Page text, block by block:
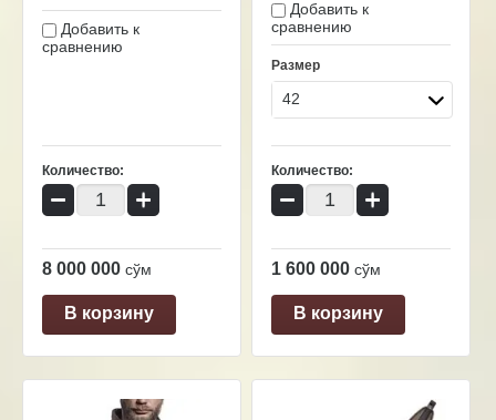
Добавить к
сравнению
Количество:
− +
8 000 000 сўм
В корзину
Добавить к
сравнению
Размер
42
Количество:
− +
1 600 000 сўм
В корзину